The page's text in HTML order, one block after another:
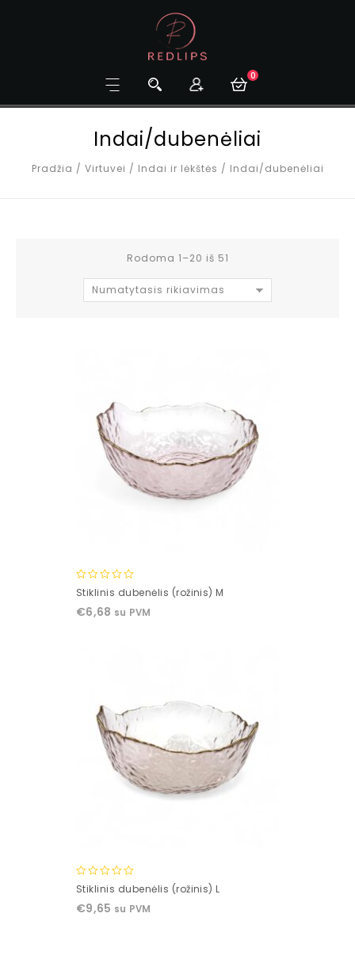
0
Indai/dubenėliai
Pradžia / Virtuvei / Indai ir lėkštės / Indai/dubenėliai
Rodoma 1–20 iš 51
Numatytasis rikiavimas
0
of
Stiklinis dubenėlis (rožinis) M
€6,68 su PVM
0
of
Stiklinis dubenėlis (rožinis) L
€9,65 su PVM